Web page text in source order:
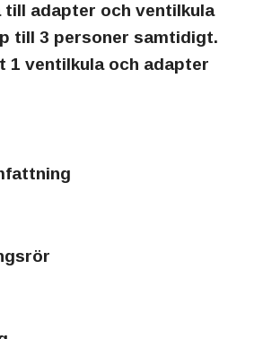
till adapter och ventilkula
till 3 personer samtidigt.
1 ventilkula och adapter